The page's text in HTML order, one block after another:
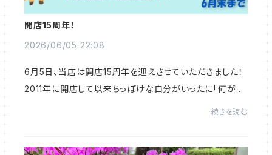
開店15周年！
2026/06/05 22:08
6月5日、当店は開店15周年を迎えさせていただきました！
2011年に開店して以来ちっぽけな自分がいったに「何がで
続きを読む